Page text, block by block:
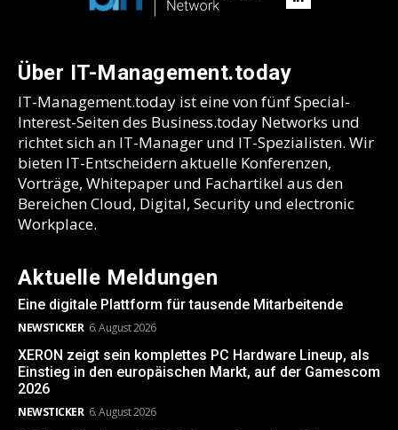
Über IT-Management.today
IT-Management.today ist eine von fünf Special-
Interest-Seiten des Business.today Networks und
richtet sich an IT-Manager und IT-Spezialisten. Wir
bieten IT-Entscheidern aktuelle Konferenzen,
Vorträge, Whitepaper und Fachartikel aus den
Bereichen Cloud, Digital, Security und electronic
Workplace.
Aktuelle Meldungen
Eine digitale Plattform für tausende Mitarbeitende
NEWSTICKER 6. August 2026
XERON zeigt sein komplettes PC Hardware Lineup, als
Einstieg in den europäischen Markt, auf der Gamescom
2026
NEWSTICKER 6. August 2026